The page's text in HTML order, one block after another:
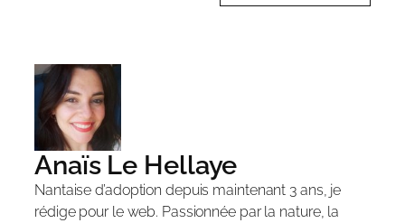
Anaïs Le Hellaye
Nantaise d’adoption depuis maintenant 3 ans, je
rédige pour le web. Passionnée par la nature, la